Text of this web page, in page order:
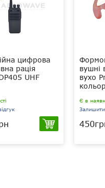
цифрова
рація
UHF
вушні
вухо
Є в
Залишити